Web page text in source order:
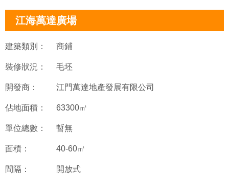
江海萬達廣場
建築類別： 商鋪
裝修狀況： 毛坯
開發商： 江門萬達地產發展有限公司
佔地面積： 63300㎡
單位總數： 暫無
面積： 40-60㎡
間隔： 開放式